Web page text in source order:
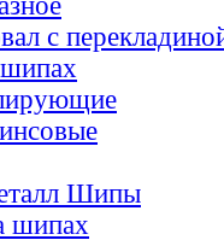
с
Шипы
шипах